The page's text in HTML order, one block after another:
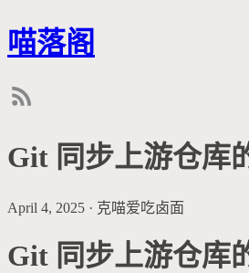
喵落阁
Git 同步上游仓库
April 4, 2025 · 克喵爱吃卤面
Git 同步上游仓库